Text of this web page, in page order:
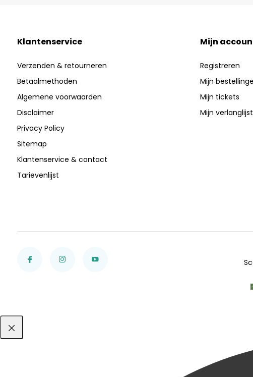
Klantenservice
Verzenden & retourneren
Betaalmethoden
Algemene voorwaarden
Disclaimer
Privacy Policy
Sitemap
Klantenservice & contact
Tarievenlijst
Mijn
Registreren
Mijn
Mijn tickets
Mijn verlanglijst